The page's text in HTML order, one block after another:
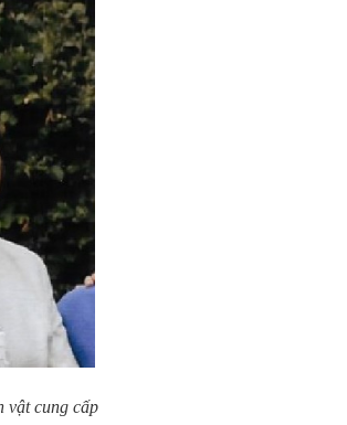
vật cung cấp